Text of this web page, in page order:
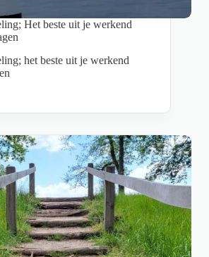
Het beste uit je werkend
het beste uit je werkend